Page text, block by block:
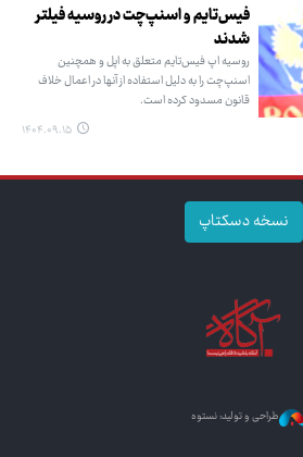
فیس‌تایم و اسنپ‌چت در روسیه فیلتر
شدند
روسیه اپ فیس‌تایم متعلق به اپل و همچنین
اسنپ‌چت را به دلیل استفاده از آنها در اعمال خلاف
قانون مسدود کرده است.
۱۴۰۴.۰۹.۱۵
نسخه دسکتاپ
طراحی و تولید: نستوه